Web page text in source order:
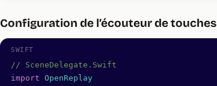
Configuration de l’écouteur de touches
// SceneDelegate.Swift
import OpenReplay